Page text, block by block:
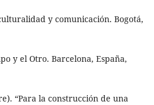
y comunicación. Bogotá,
y el Otro. Barcelona, España,
“Para la construcción de una